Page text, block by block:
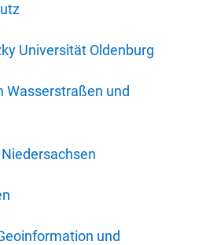
Universität Oldenburg
Wasserstraßen und
und